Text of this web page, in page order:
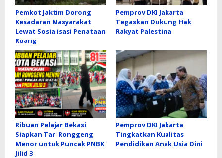
Pemkot Jaktim Dorong
Kesadaran Masyarakat
Lewat Sosialisasi Penataan
Ruang
Pemprov DKI Jakarta
Tegaskan Dukung Hak
Rakyat Palestina
Ribuan Pelajar Bekasi
Siapkan Tari Ronggeng
Menor untuk Puncak PNBK
Jilid 3
Pemprov DKI Jakarta
Tingkatkan Kualitas
Pendidikan Anak Usia Dini